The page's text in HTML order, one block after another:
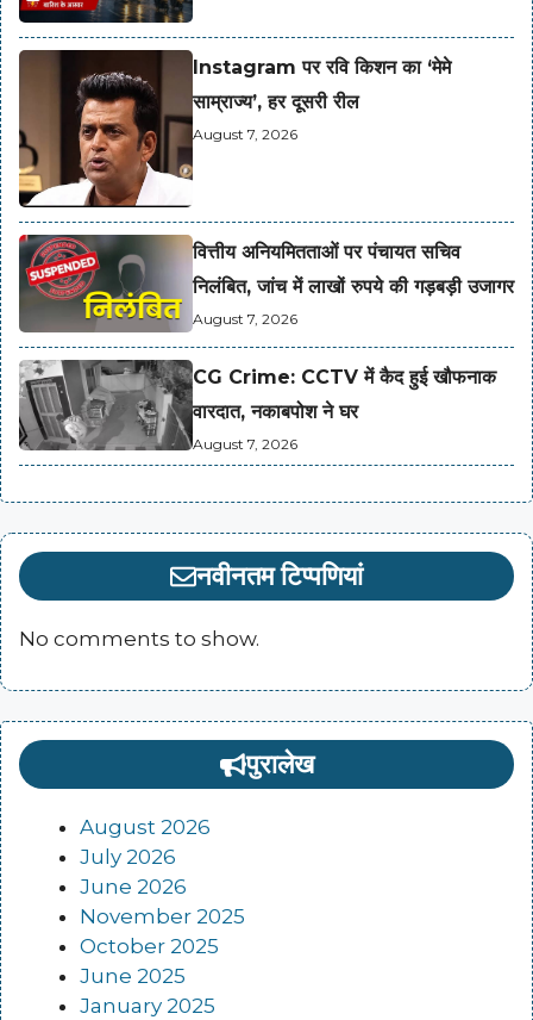
Instagram पर रवि किशन का ‘मेमे
साम्राज्य’, हर दूसरी रील
August 7, 2026
वित्तीय अनियमितताओं पर पंचायत सचिव
निलंबित, जांच में लाखों रुपये की गड़बड़ी उजागर
August 7, 2026
CG Crime: CCTV में कैद हुई खौफनाक
वारदात, नकाबपोश ने घर
August 7, 2026
नवीनतम टिप्पणियां
No comments to show.
पुरालेख
August 2026
July 2026
June 2026
November 2025
October 2025
June 2025
January 2025